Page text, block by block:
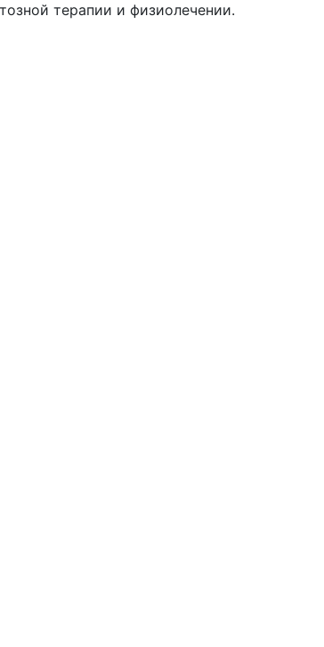
терапии и физиолечении.